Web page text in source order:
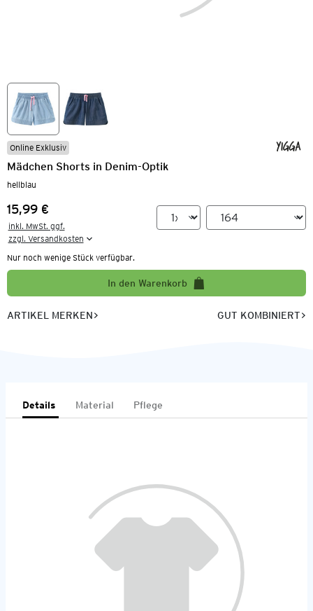
Online Exklusiv
Mädchen Shorts in Denim-Optik
hellblau
Preis:
15,99 €
inkl. MwSt. ggf.
zzgl. Versandkosten
Nur noch wenige Stück verfügbar.
In den Warenkorb
ARTIKEL MERKEN GUT KOMBINIERT
Details Material Pflege